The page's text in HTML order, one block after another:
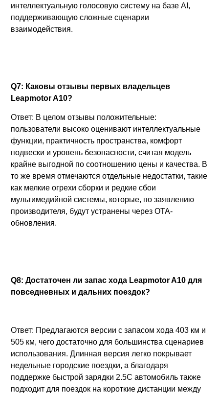
интеллектуальную голосовую систему на базе AI,
поддерживающую сложные сценарии
взаимодействия.
Q7: Каковы отзывы первых владельцев
Leapmotor A10?
Ответ: В целом отзывы положительные:
пользователи высоко оценивают интеллектуальные
функции, практичность пространства, комфорт
подвески и уровень безопасности, считая модель
крайне выгодной по соотношению цены и качества. В
то же время отмечаются отдельные недостатки, такие
как мелкие огрехи сборки и редкие сбои
мультимедийной системы, которые, по заявлению
производителя, будут устранены через OTA-
обновления.
Q8: Достаточен ли запас хода Leapmotor A10 для
повседневных и дальних поездок?
Ответ: Предлагаются версии с запасом хода 403 км и
505 км, чего достаточно для большинства сценариев
использования. Длинная версия легко покрывает
недельные городские поездки, а благодаря
поддержке быстрой зарядки 2.5C автомобиль также
подходит для поездок на короткие дистанции между